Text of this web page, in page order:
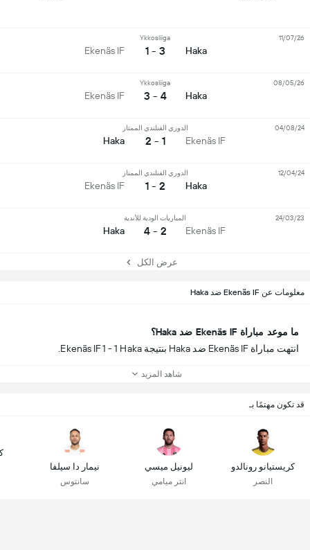
Haka
Ykkosliiga
3 - 1
Ekenäs IF
11/07/26
Haka
Ykkosliiga
4 - 3
Ekenäs IF
08/05/26
Ekenäs IF
الدوري الفنلندي الممتاز
1 - 2
Haka
04/08/24
Haka
الدوري الفنلندي الممتاز
2 - 1
Ekenäs IF
12/04/24
Ekenäs IF
المباريات الودية للأندية
2 - 4
Haka
24/03/23
عرض الكل
معلومات عن Ekenäs IF ضد Haka
ما موعد مباراة Ekenäs IF ضد Haka؟
انتهت مباراة Ekenäs IF ضد Haka بنتيجة Ekenäs IF 1 - 1 Haka.
شاهد المزيد
قد تكون مهتمًا بـ
كريستيانو رونالدو
النصر
ليونيل ميسي
انتر ميامي
نيمار دا سيلفا
سانتوس